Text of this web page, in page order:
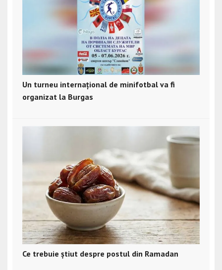
Un turneu internațional de minifotbal va fi
organizat la Burgas
Ce trebuie știut despre postul din Ramadan